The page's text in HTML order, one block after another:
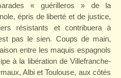
« guérilleros » de la
épris de liberté et de justice,
résistants et contribuera à
pas le sien. Coups de main,
entre les maquis espagnols
à la libération de Villefranche-
Albi et Toulouse, aux côtés